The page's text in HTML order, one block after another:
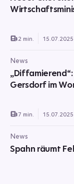
2 min. 15.07.2025
News
Gersdorf im
7 min. 15.07.2025
News
Spahn räumt